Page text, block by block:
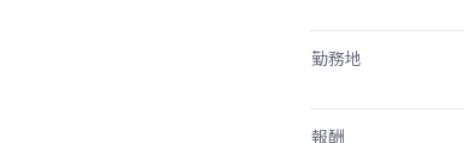
勤務地
報酬